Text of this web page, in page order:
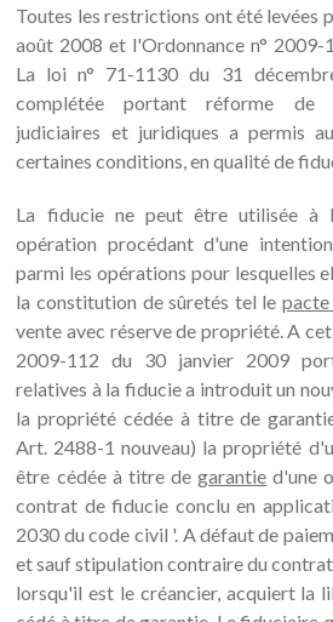
Toutes les restrictions ont été levées
août 2008 et l'Ordonnance n° 2009-
La loi n° 71-1130 du 31
complétée portant réforme de
judiciaires et juridiques a permis
certaines conditions, en qualité de
La fiducie ne peut être utilisée à
opération procédant d'une
parmi les opérations pour lesquelles
la constitution de sûretés tel le
vente avec réserve de propriété. A
2009-112 du 30 janvier 2009
relatives à la fiducie a introduit un
la propriété cédée à titre de
Art. 2488-1 nouveau) la propriété
être cédée à titre de garantie d'une
contrat de fiducie conclu en
2030 du code civil '. A défaut de
et sauf stipulation contraire du
lorsqu'il est le créancier, acquiert la